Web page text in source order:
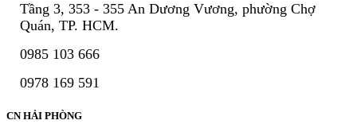
Tầng 3, 353 - 355 An Dương Vương, phường Chợ
Quán, TP. HCM.
0985 103 666
0978 169 591
CN HẢI PHÒNG